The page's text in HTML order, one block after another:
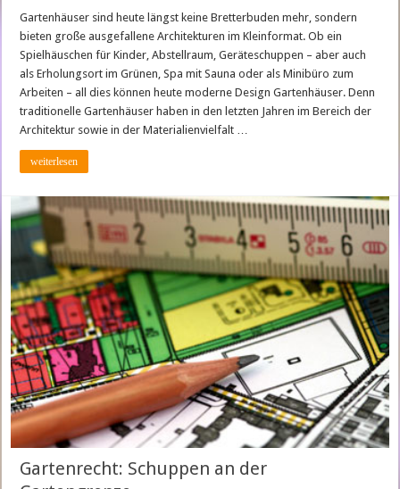
Gartenhäuser sind heute längst keine Bretterbuden mehr, sondern
bieten große ausgefallene Architekturen im Kleinformat. Ob ein
Spielhäuschen für Kinder, Abstellraum, Geräteschuppen – aber auch
als Erholungsort im Grünen, Spa mit Sauna oder als Minibüro zum
Arbeiten – all dies können heute moderne Design Gartenhäuser. Denn
traditionelle Gartenhäuser haben in den letzten Jahren im Bereich der
Architektur sowie in der Materialienvielfalt …
weiterlesen
Gartenrecht: Schuppen an der